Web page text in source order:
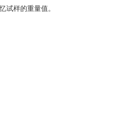
试样的重量值。